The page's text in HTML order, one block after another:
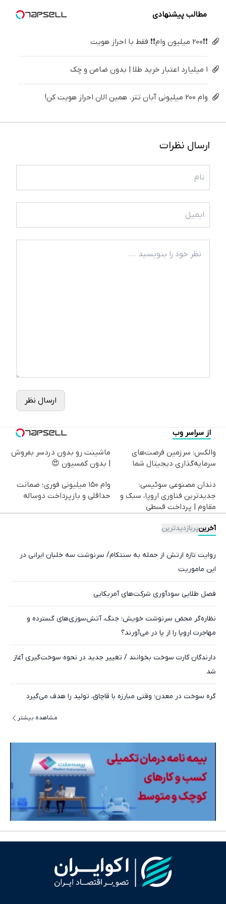
مطالب پیشنهادی
❗❗200 میلیون وام❗❗ فقط با احراز هویت
۱ میلیارد اعتبار خرید طلا | بدون ضامن و چک
وام 200 میلیونی آبان تتر. همین الان احراز هویت کن!
ارسال نظرات
ارسال نظر
از سراسر وب
والکس: سرزمین فرصت‌های
سرمایه‌گذاری دیجیتال شما
ماشینت رو بدون دردسر بفروش
| بدون کمسیون 😍
دندان مصنوعی سوئیسی:
جدیدترین فناوری اروپا، سبک و
مقاوم | پرداخت قسطی
وام ۱۵۰ میلیونی فوری؛ ضمانت
حداقلی و بازپرداخت دوساله
آخرینپربازدیدترین
روایت تازه ارتش از حمله به سنتکام/ سرنوشت سه خلبان ایرانی در
این ماموریت
فصل طلایی سودآوری شرکت‌های آمریکایی
نظاره‌گر محض سرنوشت خویش؛ جنگ‌، آتش‌سوزی‌های گسترده و
مهاجرت اروپا را از پا در می‌آورند؟
دارندگان کارت سوخت بخوانند / تغییر جدید در نحوه سوخت‌گیری آغاز
شد
گره سوخت در معدن؛ وقتی مبارزه با قاچاق، تولید را هدف می‌گیرد
مشاهده بیشتر